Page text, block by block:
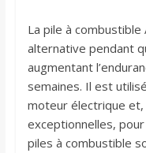
La pile à combustible
alternative pendant
augmentant
semaines. Il est
moteur électrique et,
exceptionnelles,
piles à combustible